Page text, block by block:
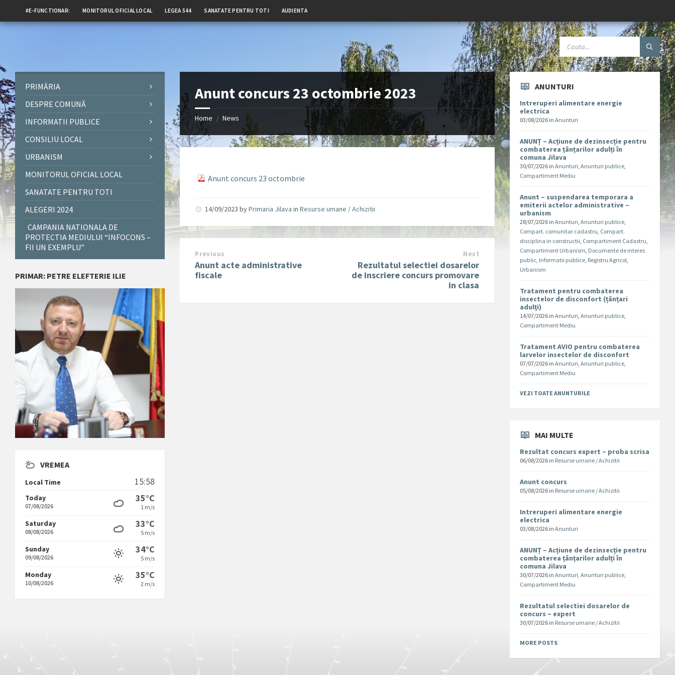
#E-FUNCTIONAR: MONITORUL OFICIAL LOCAL LEGEA 544 SANATATE PENTRU TOTI AUDIENTA
Anunt concurs 23 octombrie 2023
Home / News
Anunt concurs 23 octombrie
14/09/2023byPrimaria Jilava inResurse umane / Achizitii
Previous
Anunt acte administrative
fiscale
Next
Rezultatul selectiei dosarelor
de inscriere concurs promovare
in clasa
PRIMĂRIA
DESPRE COMUNĂ
INFORMATII PUBLICE
CONSILIU LOCAL
URBANISM
MONITORUL OFICIAL LOCAL
SANATATE PENTRU TOTI
ALEGERI 2024
CAMPANIA NATIONALA DE
PROTECTIA MEDIULUI “INFOCONS –
FII UN EXEMPLU”
PRIMAR: PETRE ELEFTERIE ILIE
VREMEA
Local Time 15:58
Today
07/08/2026
35°C
1 m/s
Saturday
08/08/2026
33°C
5 m/s
Sunday
09/08/2026
34°C
5 m/s
Monday
10/08/2026
35°C
2 m/s
ANUNTURI
Intreruperi alimentare energie
electrica
03/08/2026 inAnunturi
ANUNȚ – Acțiune de dezinsecție pentru
combaterea țânțarilor adulți în
comuna Jilava
30/07/2026 inAnunturi,Anunturi publice,
Compartiment Mediu
Anunt – suspendarea temporara a
emiterii actelor administrative –
urbanism
28/07/2026 inAnunturi,Anunturi publice,
Compart. comunitar cadastru, Compart.
disciplina in constructii, Compartiment Cadastru,
Compartiment Urbanism, Documente de interes
public, Informatii publice, Registru Agricol,
Urbanism
Tratament pentru combaterea
insectelor de disconfort (țânțari
adulți)
14/07/2026 inAnunturi,Anunturi publice,
Compartiment Mediu
Tratament AVIO pentru combaterea
larvelor insectelor de disconfort
07/07/2026 inAnunturi,Anunturi publice,
Compartiment Mediu
VEZI TOATE ANUNTURILE
MAI MULTE
Rezultat concurs expert – proba scrisa
06/08/2026 in Resurse umane / Achizitii
Anunt concurs
05/08/2026 in Resurse umane / Achizitii
Intreruperi alimentare energie
electrica
03/08/2026 inAnunturi
ANUNȚ – Acțiune de dezinsecție pentru
combaterea țânțarilor adulți în
comuna Jilava
30/07/2026 inAnunturi,Anunturi publice,
Compartiment Mediu
Rezultatul selectiei dosarelor de
concurs – expert
30/07/2026 in Resurse umane / Achizitii
MORE POSTS